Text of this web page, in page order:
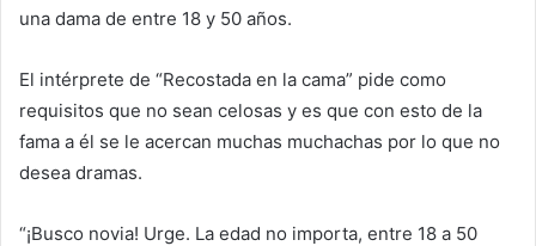
una dama de entre 18 y 50 años.
El intérprete de “Recostada en la cama” pide como
requisitos que no sean celosas y es que con esto de la
fama a él se le acercan muchas muchachas por lo que no
desea dramas.
“¡Busco novia! Urge. La edad no importa, entre 18 a 50